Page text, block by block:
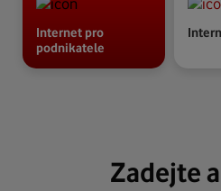
Internet pro
podnikatele
Zadejte